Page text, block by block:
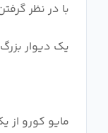
با در نظر
یک دیوار
مایو کورو